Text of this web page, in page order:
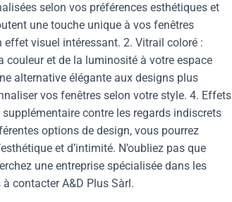
selon vos préférences esthétiques et
une touche unique à vos fenêtres
visuel intéressant. 2. Vitrail coloré :
couleur et de la luminosité à votre espace
alternative élégante aux designs plus
vos fenêtres selon votre style. 4. Effets
contre les regards indiscrets
options de design, vous pourrez
et d’intimité. N’oubliez pas que
une entreprise spécialisée dans les
contacter A&D Plus Sàrl.